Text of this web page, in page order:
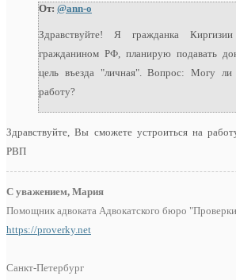
От: @ann-o
Здравствуйте! Я гражданка
гражданином РФ, планирую подавать
цель въезда "личная". Вопрос: Могу ли
работу?
Здравствуйте, Вы сможете устроиться на
РВП
С уважением, Мария
Помощник адвоката Адвокатского бюро
https://proverky.net
Санкт-Петербург